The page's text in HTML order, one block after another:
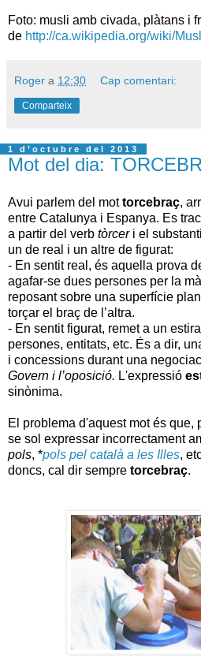
Foto: musli amb civada, plàtans i
de http://ca.wikipedia.org/wiki/
Roger a 12:30 Cap comentari:
Comparteix
1 d’octubre del 2013
Mot del dia:
Avui parlem del mottorcebraç,
entre Catalunya i Espanya. Es
a partir del verb tòrcer i el
un de real i un altre de figurat:
- En sentit real, és aquella prova
agafar-se dues persones per la
reposant sobre una superfície
torçar el braç de l’altra.
- En sentit figurat, remet a un
persones, entitats, etc. És a dir,
i concessions durant una
Govern i l’oposició. L'expressió
sinònima.
El problema d'aquest mot és que,
se sol expressar incorrectament
pols, *pols pel català a les Illes,
doncs, cal dir sempre torcebraç.